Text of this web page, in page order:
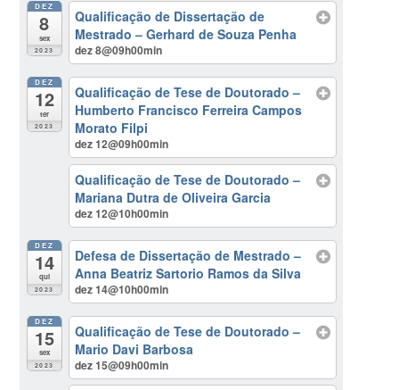
DEZ
8
sex
2023
Qualificação de Dissertação de
Mestrado – Gerhard de Souza Penha
dez 8@09h00min
DEZ
12
ter
2023
Qualificação de Tese de Doutorado –
Humberto Francisco Ferreira Campos
Morato Filpi
dez 12@09h00min
Qualificação de Tese de Doutorado –
Mariana Dutra de Oliveira Garcia
dez 12@10h00min
DEZ
14
qui
2023
Defesa de Dissertação de Mestrado –
Anna Beatriz Sartorio Ramos da Silva
dez 14@10h00min
DEZ
15
sex
2023
Qualificação de Tese de Doutorado –
Mario Davi Barbosa
dez 15@09h00min